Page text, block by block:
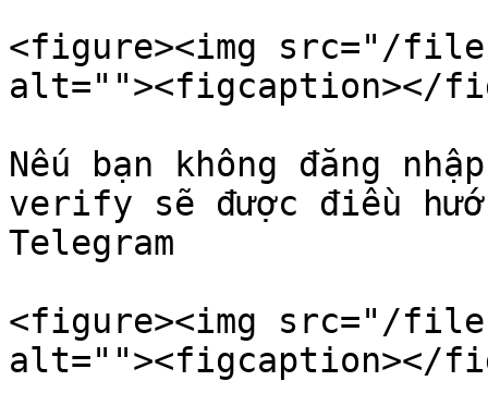
<figure><img src="/files/
alt=""><figcaption></
Nếu bạn không đăng
verify sẽ được điều
Telegram
<figure><img src="/files/
alt=""><figcaption></